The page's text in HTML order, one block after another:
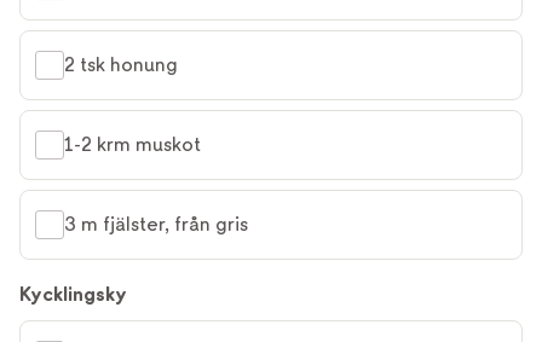
2 tsk honung
1-2 krm muskot
3 m fjälster, från gris
Kycklingsky